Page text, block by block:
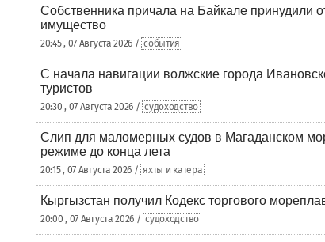
Собственника причала на Байкале принудили
имущество
20:45 , 07 Августа 2026 / события
С начала навигации волжские города
туристов
20:30 , 07 Августа 2026 / судоходство
Слип для маломерных судов в Магаданском
режиме до конца лета
20:15 , 07 Августа 2026 / яхты и катера
Кыргызстан получил Кодекс торгового
20:00 , 07 Августа 2026 / судоходство